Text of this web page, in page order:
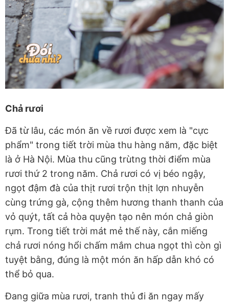
Chả rươi
Đã từ lâu, các món ăn về rươi được xem là "cực
phẩm" trong tiết trời mùa thu hàng năm, đặc biệt
là ở Hà Nội. Mùa thu cũng trùtng thời điểm mùa
rươi thứ 2 trong năm. Chả rươi có vị béo ngậy,
ngọt đậm đà của thịt rươi trộn thịt lợn nhuyễn
cùng trứng gà, cộng thêm hương thanh thanh của
vỏ quýt, tất cả hòa quyện tạo nên món chả giòn
rụm. Trong tiết trời mát mẻ thế này, cắn miếng
chả rươi nóng hổi chấm mắm chua ngọt thì còn gì
tuyệt bằng, đúng là một món ăn hấp dẫn khó có
thể bỏ qua.
Đang giữa mùa rươi, tranh thủ đi ăn ngay mấy